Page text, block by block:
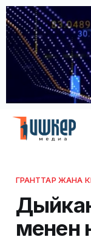
ГРАНТТАР ЖАНА
менен